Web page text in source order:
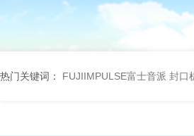
热门关键词： FUJIIMPULSE富士音派 封口